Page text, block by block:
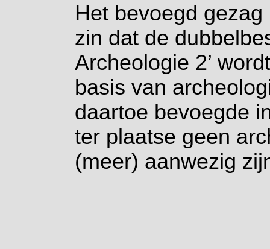
Het bevoegd
zin dat de
Archeologie 2’
basis van
daartoe bevoegde
ter plaatse geen
(meer) aanwezig